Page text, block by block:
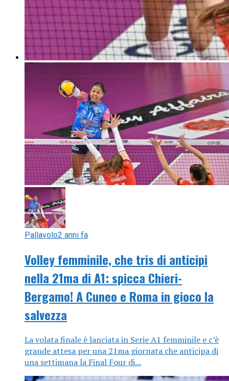
Pallavolo2 anni fa
Volley femminile, che tris di anticipi
nella 21ma di A1: spicca Chieri-
Bergamo! A Cuneo e Roma in gioco la
salvezza
La volata finale è lanciata in Serie A1 femminile e c’è
grande attesa per una 21ma giornata che anticipa di
una settimana la Final Four di...